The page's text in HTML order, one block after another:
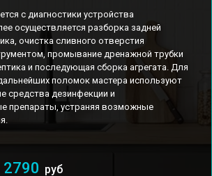
с диагностики устройства
осуществляется разборка задней
очистка сливного отверстия
промывание дренажной трубки
и последующая сборка агрегата. Для
поломок мастера используют
средства дезинфекции и
препараты, устраняя возможные
2790 руб